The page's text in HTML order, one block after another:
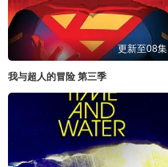
更新至08集
我与超人的冒险 第三季